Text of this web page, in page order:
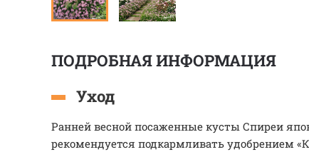
ПОДРОБНАЯ ИНФОРМАЦИЯ
Уход
Ранней весной посаженные кусты Спиреи
рекомендуется подкармливать удобрением